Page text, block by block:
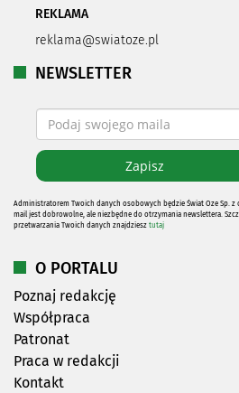
REKLAMA
reklama@swiatoze.pl
NEWSLETTER
Administratorem Twoich danych osobowych będzie Świat Oze Sp. z
mail jest dobrowolne, ale niezbędne do otrzymania newslettera.
przetwarzania Twoich danych znajdziesz tutaj
O PORTALU
Poznaj redakcję
Współpraca
Patronat
Praca w redakcji
Kontakt